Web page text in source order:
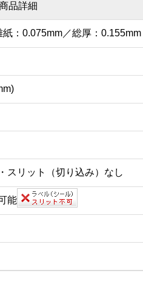
品詳細
：0.075mm／総厚：0.155mm
スリット（切り込み）なし
能